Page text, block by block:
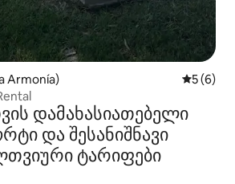
Armonía) საშუალო
5 (6)
დამახასიათებელი
და შესანიშნავი
ტარიფები